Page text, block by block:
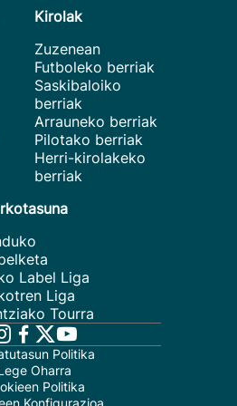
Kirolak
Zuzenean
Futboleko berriak
Saskibaloiko
berriak
Arrauneko berriak
Pilotako berriak
Herri-kirolakeko
berriak
Label Liga
Liga
Tourra
Politika
Oharra
Politika
Konfigurazioa